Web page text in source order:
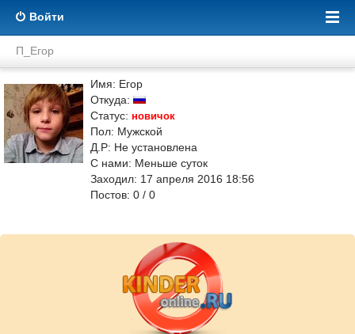
Войти
П_Егор
Имя: Егор
Откуда:
Статус: новичок
Пол: Мужской
Д.Р: Не установлена
С нами: Меньше суток
Заходил: 17 апреля 2016 18:56
Постов: 0 / 0